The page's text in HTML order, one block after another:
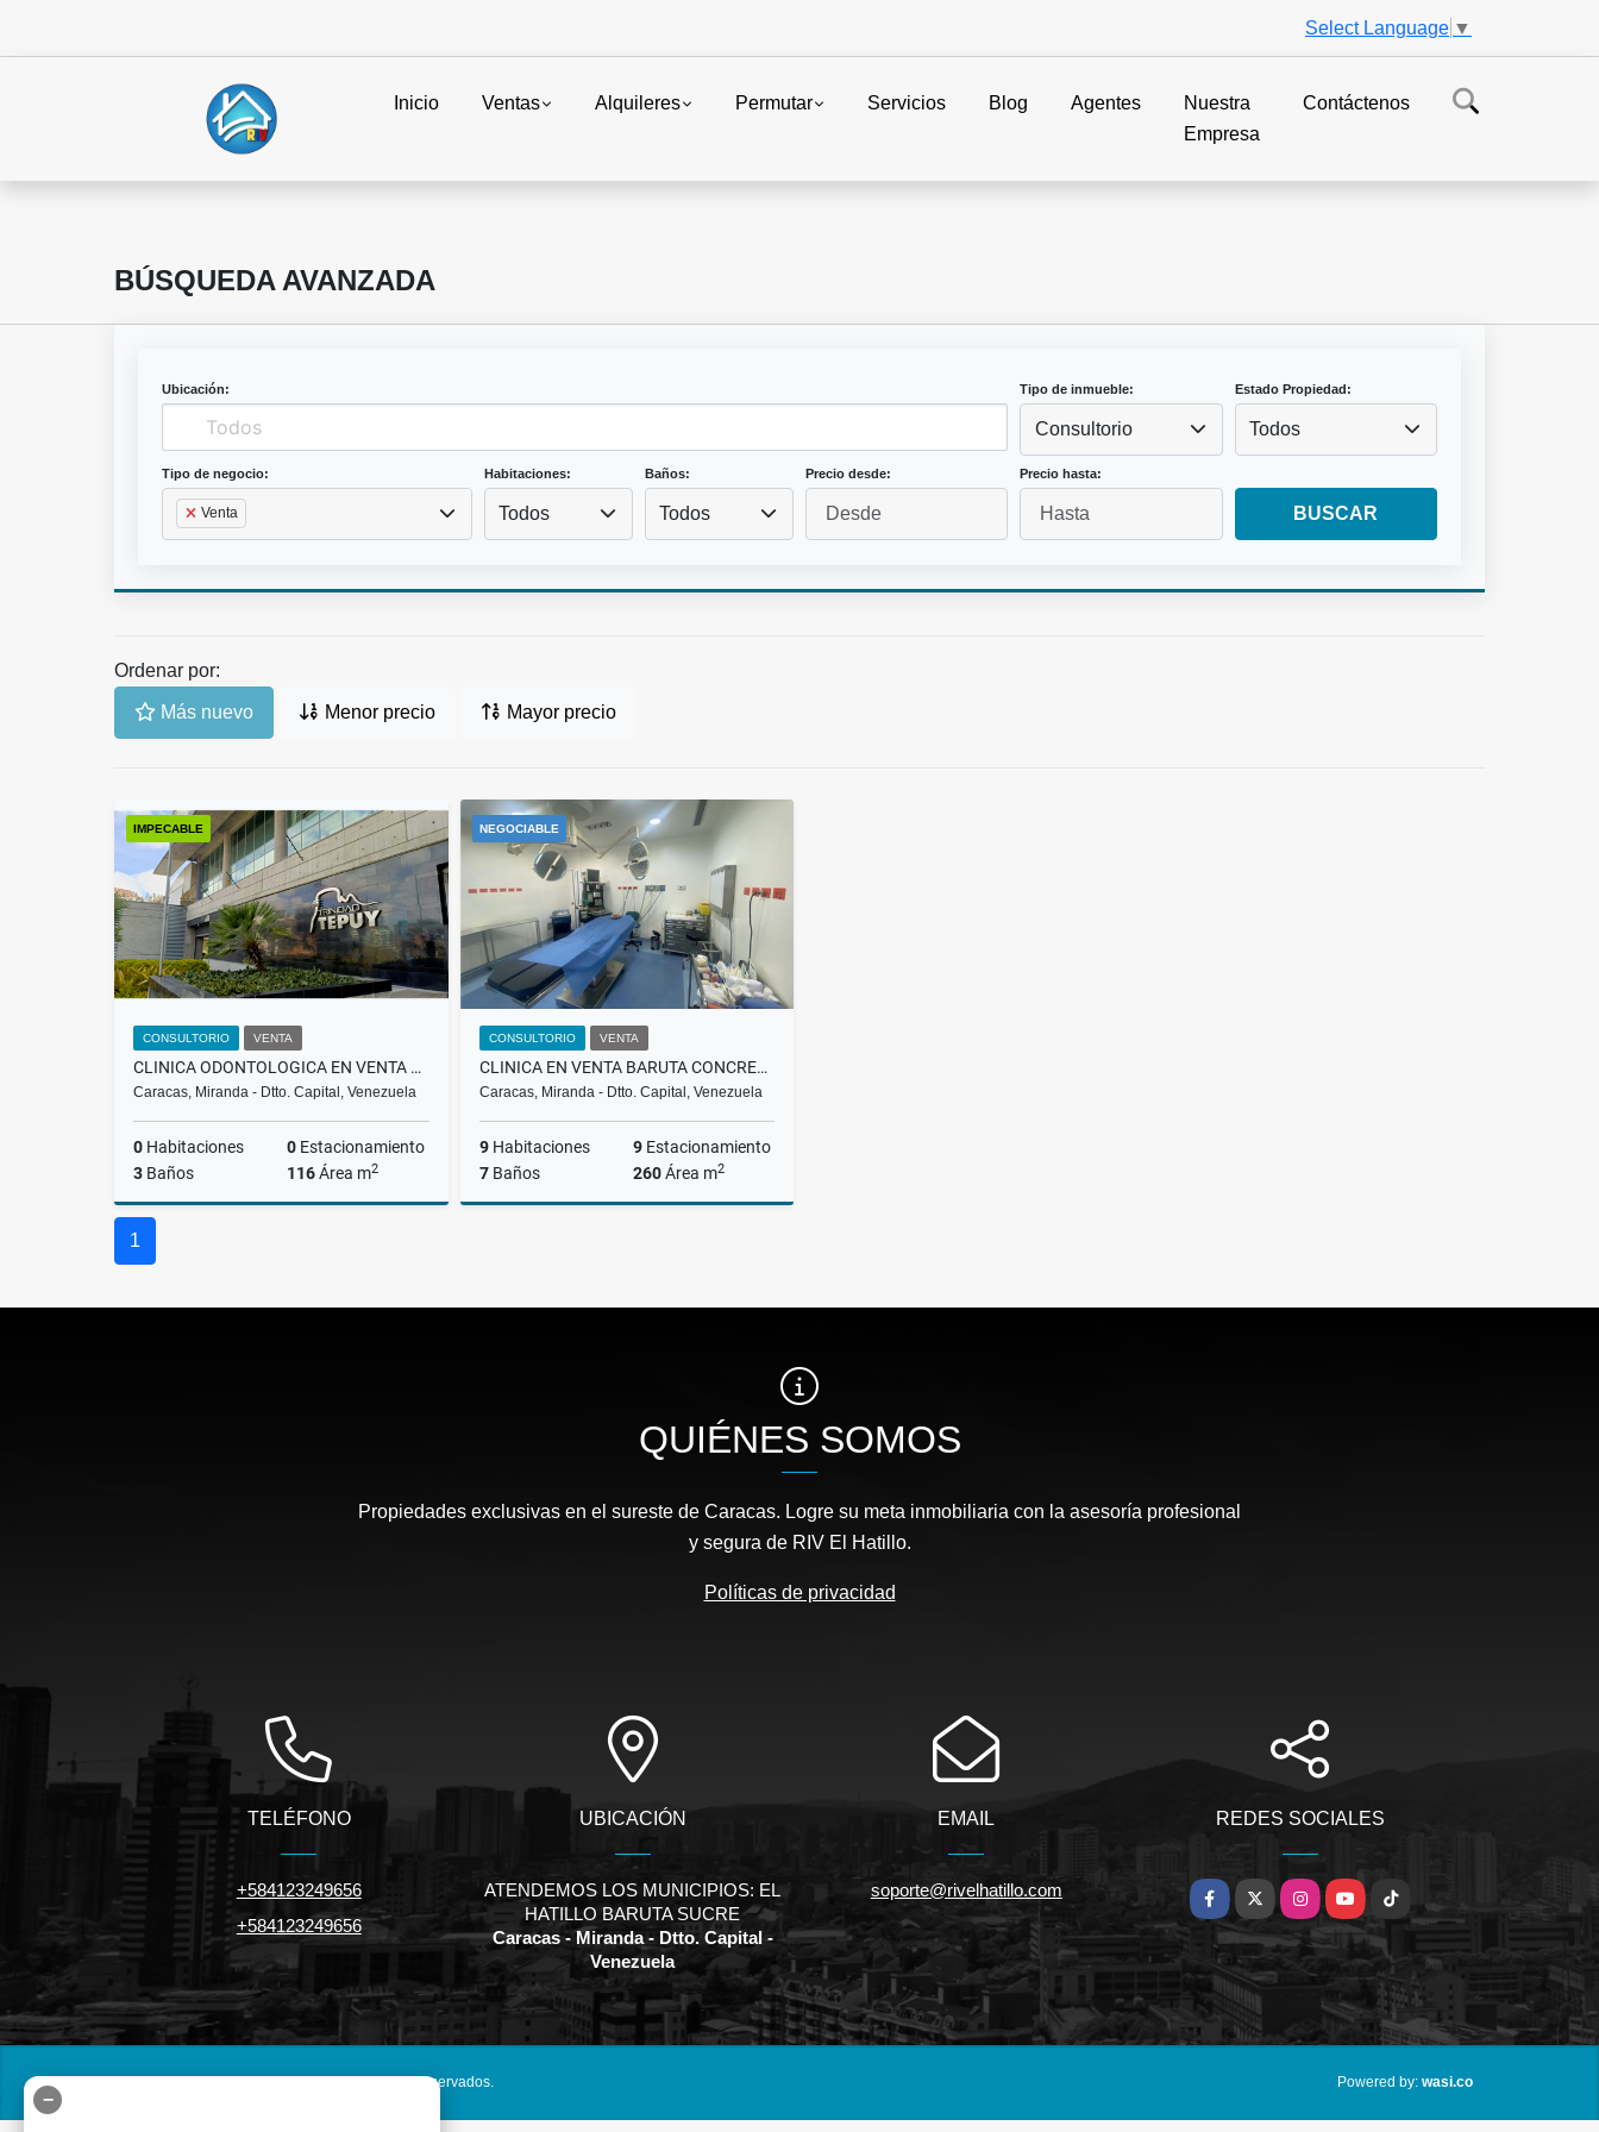
Select Language ▼
Inicio Ventas Alquileres Permutar Servicios Blog Agentes
Nuestra
Empresa
Contáctenos
BÚSQUEDA AVANZADA
Ubicación: Tipo de inmueble:
Consultorio
Estado Propiedad:
Todos
Tipo de negocio:
Venta
Habitaciones:
Todos
Baños:
Todos
Precio desde: Precio hasta:
BUSCAR
Ordenar por:
Más nuevo Menor precio Mayor precio
IMPECABLE
CONSULTORIO VENTA
CLINICA ODONTOLOGICA EN VENTA LA TRINIDAD/BARUTA RH
Caracas, Miranda - Dtto. Capital, Venezuela
0 Habitaciones 0 Estacionamiento
3 Baños 116Área m2
NEGOCIABLE
CONSULTORIO VENTA
CLINICA EN VENTA BARUTA CONCRESA EQUIPADA 700.000$ LCM
Caracas, Miranda - Dtto. Capital, Venezuela
9Habitaciones 9Estacionamiento
7Baños 260Área m2
1
QUIÉNES SOMOS
Propiedades exclusivas en el sureste de Caracas. Logre su meta inmobiliaria con la asesoría profesional
y segura de RIV El Hatillo.
Políticas de privacidad
TELÉFONO
+584123249656
+584123249656
UBICACIÓN
ATENDEMOS LOS MUNICIPIOS: EL
HATILLO BARUTA SUCRE
Caracas - Miranda - Dtto. Capital -
Venezuela
EMAIL
soporte@rivelhatillo.com
REDES SOCIALES
Facebook
X InstagramYouTubeTikTok
©2026inmuebles.riv.ve, todos los derechos reservados. Powered by: wasi.co
−